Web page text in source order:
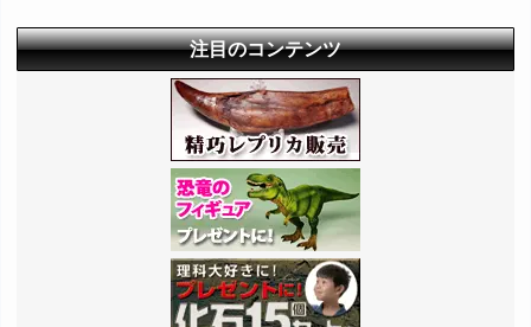
注目のコンテンツ